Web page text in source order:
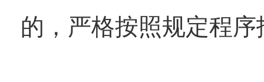
的，严格按照规定程序